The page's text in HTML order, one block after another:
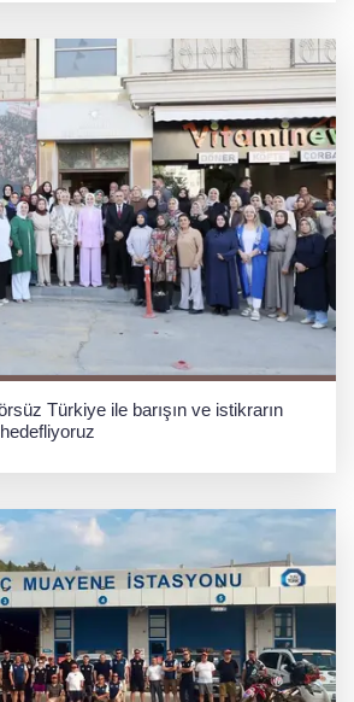
Türkiye ile barışın ve istikrarın